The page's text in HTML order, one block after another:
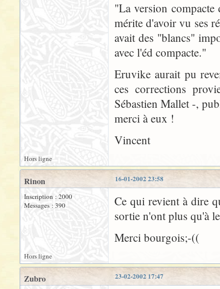
"La version
mérite d'avoir vu ses
avait des "blancs"
avec l'éd compacte."
Eruvike aurait pu
ces corrections
Sébastien Mallet -,
merci à eux !
Vincent
Hors ligne
16-01-2002 23:58
Rinon
Inscription : 2000
Messages : 390
Ce qui revient à dire
sortie n'ont plus qu'à
Merci bourgois;-((
Hors ligne
23-02-2002 17:47
Zubro